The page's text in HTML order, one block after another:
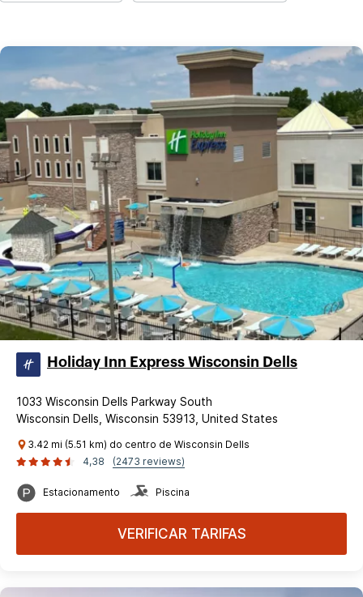
Holiday Inn Express Wisconsin Dells
1033 Wisconsin Dells Parkway South
Wisconsin Dells, Wisconsin 53913, United States
3.42 mi (5.51 km) do centro de Wisconsin Dells
4,38
(2473 reviews)
Estacionamento Piscina
VERIFICAR TARIFAS